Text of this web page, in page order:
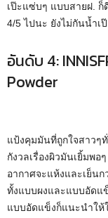
เป๊ะแซ่บๆ แบบสายฝ.
4/5 ไปนะ ยังไม่กันน้ำ
อันดับ 4:
Powder
แป้งคุมมันที่ถูกใจสาวๆ
กังวลเรื่องผิวมันเยิ้มพ
อากาศจะแห้งและเย็น
ทั้งแบบผงและแบบอัดแ
แบบอัดแข็งก็แนะนำให้